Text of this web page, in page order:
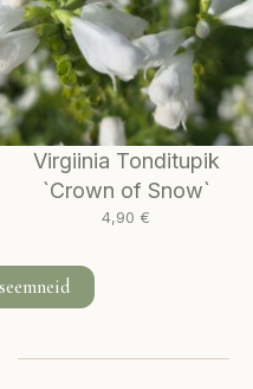
Virgiinia Tonditupik
`Crown of Snow`
4,90 €